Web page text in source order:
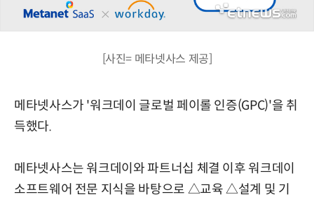
[사진= 메타넷사스 제공]
메타넷사스가 '워크데이 글로벌 페이롤 인증(GPC)'을 취
득했다.
메타넷사스는 워크데이와 파트너십 체결 이후 워크데이
소프트웨어 전문 지식을 바탕으로 △교육 △설계 및 기